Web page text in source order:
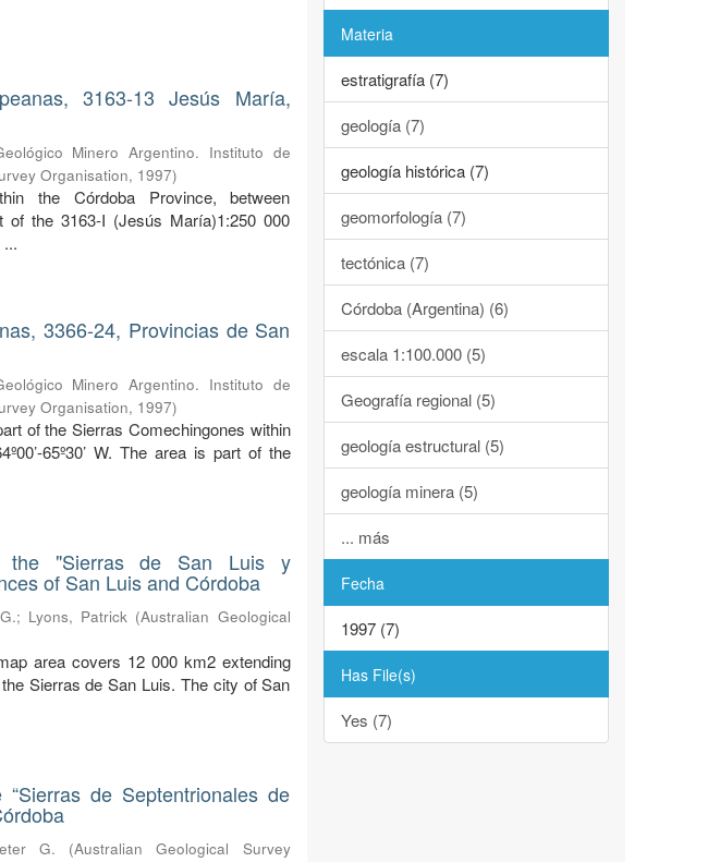
3163-13 Jesús María,
Minero Argentino. Instituto de
Organisation, 1997)
the Córdoba Province, between
of the 3163-I (Jesús María)1:250 000
3366-24, Provincias de San
Minero Argentino. Instituto de
Organisation, 1997)
of the Sierras Comechingones within
65º30’ W. The area is part of the
the "Sierras de San Luis y
of San Luis and Córdoba
; Lyons, Patrick (Australian Geological
area covers 12 000 km2 extending
Sierras de San Luis. The city of San
de Septentrionales de
G. (Australian Geological Survey
Materia
estratigrafía (7)
geología (7)
geología histórica (7)
geomorfología (7)
tectónica (7)
Córdoba (Argentina) (6)
escala 1:100.000 (5)
Geografía regional (5)
geología estructural (5)
geología minera (5)
... más
Fecha
1997 (7)
Has File(s)
Yes (7)